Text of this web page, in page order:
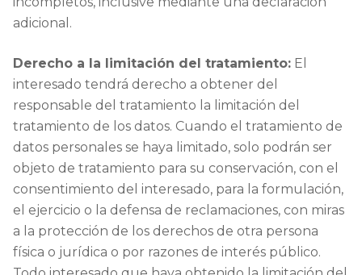
adicional.
Derecho a la limitación del tratamiento: El
interesado tendrá derecho a obtener del
responsable del tratamiento la limitación del
tratamiento de los datos. Cuando el tratamiento de
datos personales se haya limitado, solo podrán ser
objeto de tratamiento para su conservación, con el
consentimiento del interesado, para la formulación,
el ejercicio o la defensa de reclamaciones, con miras
a la protección de los derechos de otra persona
física o jurídica o por razones de interés público.